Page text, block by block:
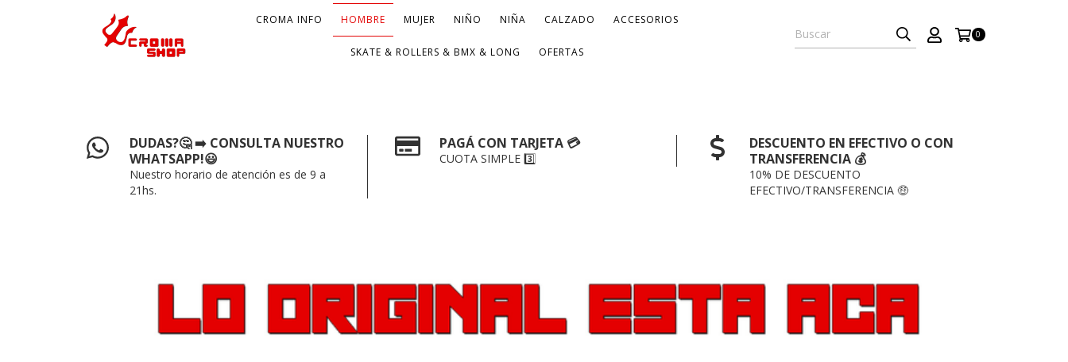
CROMA INFO HOMBRE MUJER NIÑO NIÑA CALZADO ACCESORIOS
SKATE & ROLLERS & BMX & LONG OFERTAS
0
DUDAS?🤔 ➡️ CONSULTA NUESTRO
WHATSAPP!😃
Nuestro horario de atención es de 9 a
21hs.
PAGÁ CON TARJETA 💳
CUOTA SIMPLE 3️⃣
DESCUENTO EN EFECTIVO O CON
TRANSFERENCIA 💰
10% DE DESCUENTO
EFECTIVO/TRANSFERENCIA 🤑